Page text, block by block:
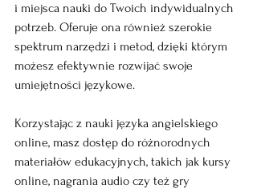
i miejsca nauki do Twoich indywidualnych
potrzeb. Oferuje ona również szerokie
spektrum narzędzi i metod, dzięki którym
możesz efektywnie rozwijać swoje
umiejętności językowe.
Korzystając z nauki języka angielskiego
online, masz dostęp do różnorodnych
materiałów edukacyjnych, takich jak kursy
online, nagrania audio czy też gry